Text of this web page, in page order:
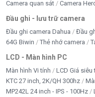
Camera quan sát
Camera
Đầu ghi - lưu trữ camera
Đầu ghi camera Dahua Đầu
64G Biwin
Thẻ nhớ camera
LCD - Màn hình PC
Màn hình Vi tính LCD Giá siêu
KTC 27 inch, 2K/QH 300hz
MP242L 24 inch - IPS - 100Hz